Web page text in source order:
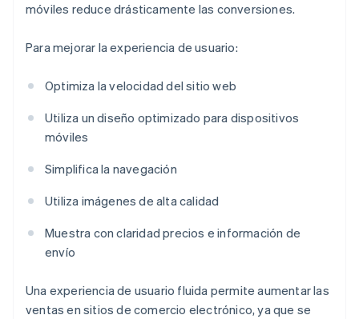
móviles reduce drásticamente las conversiones.
Para mejorar la experiencia de usuario:
Optimiza la velocidad del sitio web
Utiliza un diseño optimizado para dispositivos
móviles
Simplifica la navegación
Utiliza imágenes de alta calidad
Muestra con claridad precios e información de
envío
Una experiencia de usuario fluida permite aumentar las
ventas en sitios de comercio electrónico, ya que se